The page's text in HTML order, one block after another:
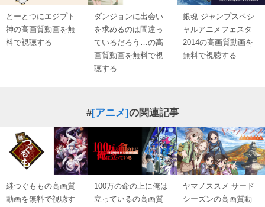
とーとつにエジプト
神の高画質動画を無
料で視聴する
ダンジョンに出会い
を求めるのは間違っ
ているだろう…の高
画質動画を無料で視
聴する
銀魂 ジャンプスペシ
ャルアニメフェスタ
2014の高画質動画を
無料で視聴する
#[アニメ]の関連記事
継つぐももの高画質
動画を無料で視聴す
100万の命の上に俺は
立っているの高画質
ヤマノススメ サード
シーズンの高画質動